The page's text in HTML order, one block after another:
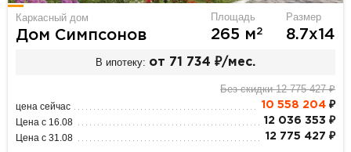
Каркасный дом
Дом Симпсонов
Площадь
265 м2
Размер
8.7х14
В ипотеку: от 71 734 ₽/мес.
Без скидки 12 775 427 ₽
цена сейчас 10 558 204₽
Цена с 16.08 12 036 353 ₽
Цена с 31.08 12 775 427 ₽